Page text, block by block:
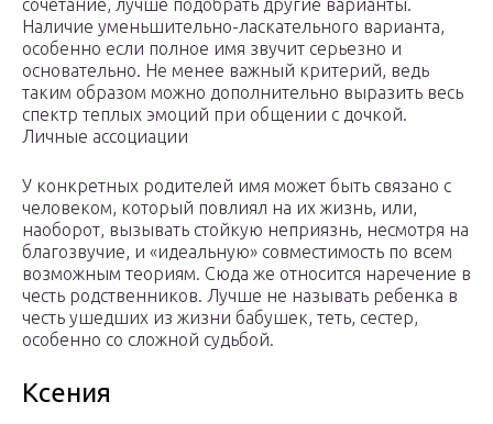
сочетание, лучше подобрать другие варианты.
Наличие уменьшительно-ласкательного варианта,
особенно если полное имя звучит серьезно и
основательно. Не менее важный критерий, ведь
таким образом можно дополнительно выразить весь
спектр теплых эмоций при общении с дочкой.
Личные ассоциации
У конкретных родителей имя может быть связано с
человеком, который повлиял на их жизнь, или,
наоборот, вызывать стойкую неприязнь, несмотря на
благозвучие, и «идеальную» совместимость по всем
возможным теориям. Сюда же относится наречение в
честь родственников. Лучше не называть ребенка в
честь ушедших из жизни бабушек, теть, сестер,
особенно со сложной судьбой.
Ксения